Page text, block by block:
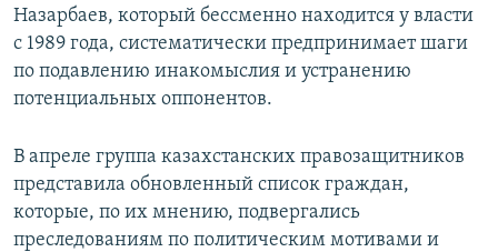
Назарбаев, который бессменно находится у власти
с 1989 года, систематически предпринимает шаги
по подавлению инакомыслия и устранению
потенциальных оппонентов.
В апреле группа казахстанских правозащитников
представила обновленный список граждан,
которые, по их мнению, подвергались
преследованиям по политическим мотивами и